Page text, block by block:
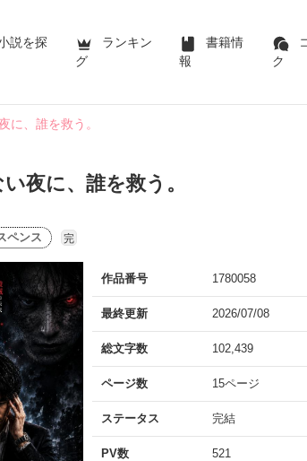
説を探
ランキン
グ
書籍情
報
ク
に、誰を救う。
夜に、誰を救う。
ペンス 完
作品番号 1780058
最終更新 2026/07/08
総文字数 102,439
ページ数 15ページ
ステータス 完結
PV数 521